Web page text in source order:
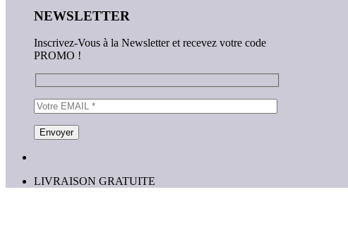
NEWSLETTER
Inscrivez-Vous à la Newsletter et recevez votre code
PROMO !
LIVRAISON GRATUITE